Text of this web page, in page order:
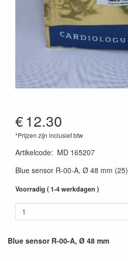
€12.30
*Prijzen zijn inclusief btw
Artikelcode: MD 165207
Blue sensor R-00-A, Ø 48 mm (25)
Voorradig ( 1-4 werkdagen )
Blue sensor R-00-A, Ø 48 mm